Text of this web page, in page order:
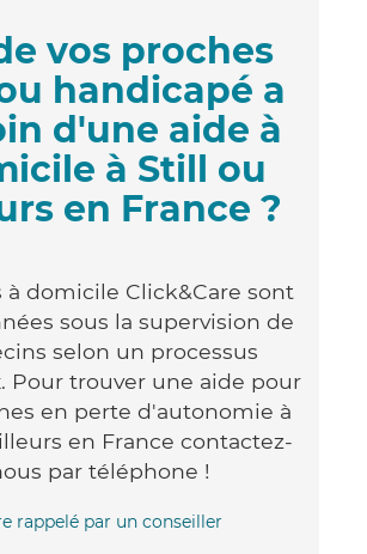
vos proches
handicapé a
d'une aide à
à Still ou
en France ?
à domicile Click&Care sont
sous la supervision de
selon un processus
Pour trouver une aide pour
en perte d'autonomie à
en France contactez-
par téléphone !
rappelé par un conseiller